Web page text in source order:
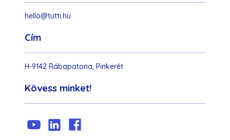
hello@tutti.hu
Cím
H-9142 Rábapatona, Pinkerét
Kövess minket!